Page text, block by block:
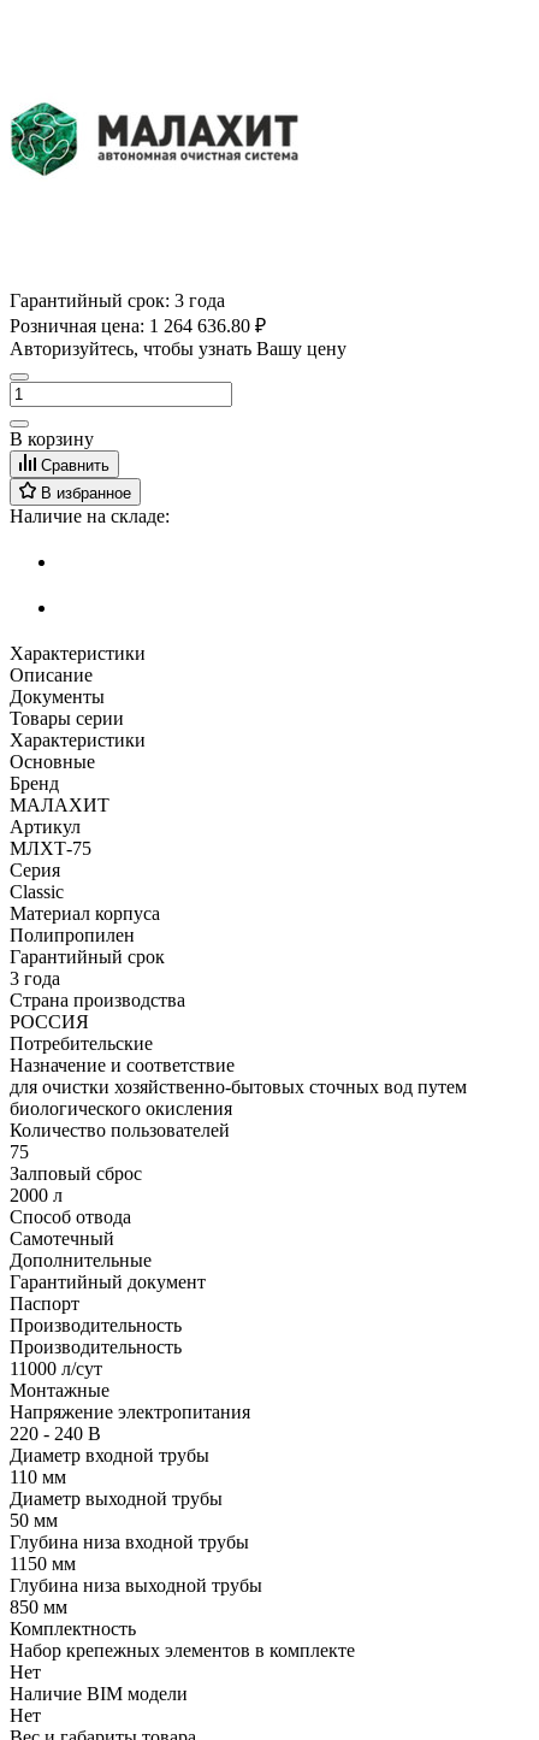
Гарантийный срок: 3 года
Розничная цена: 1 264 636.80 ₽
Авторизуйтесь, чтобы узнать Вашу цену
В корзину
Сравнить
В избранное
Наличие на складе:
Характеристики
Описание
Документы
Товары серии
Характеристики
Основные
Бренд
МАЛАХИТ
Артикул
МЛХТ-75
Серия
Classic
Материал корпуса
Полипропилен
Гарантийный срок
3 года
Страна производства
РОССИЯ
Потребительские
Назначение и соответствие
для очистки хозяйственно-бытовых сточных вод путем
биологического окисления
Количество пользователей
75
Залповый сброс
2000 л
Способ отвода
Самотечный
Дополнительные
Гарантийный документ
Паспорт
Производительность
Производительность
11000 л/сут
Монтажные
Напряжение электропитания
220 - 240 В
Диаметр входной трубы
110 мм
Диаметр выходной трубы
50 мм
Глубина низа входной трубы
1150 мм
Глубина низа выходной трубы
850 мм
Комплектность
Набор крепежных элементов в комплекте
Нет
Наличие BIM модели
Нет